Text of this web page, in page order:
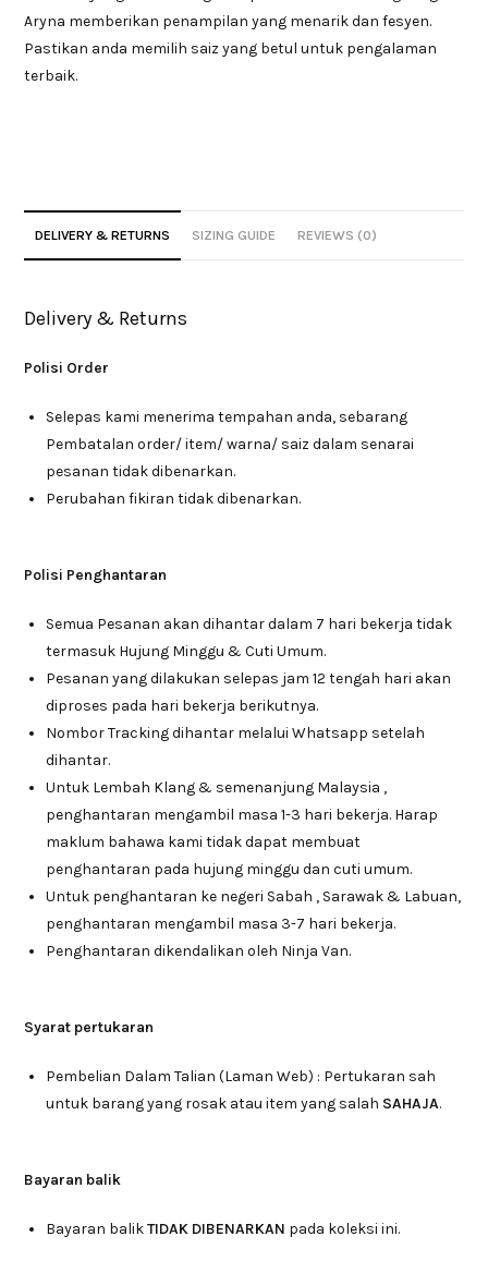
Aryna memberikan penampilan yang menarik dan fesyen.
Pastikan anda memilih saiz yang betul untuk pengalaman
terbaik.
DELIVERY & RETURNS SIZING GUIDE REVIEWS (0)
Delivery & Returns
Polisi Order
Selepas kami menerima tempahan anda, sebarang
Pembatalan order/ item/ warna/ saiz dalam senarai
pesanan tidak dibenarkan.
Perubahan fikiran tidak dibenarkan.
Polisi Penghantaran
Semua Pesanan akan dihantar dalam 7 hari bekerja tidak
termasuk Hujung Minggu & Cuti Umum.
Pesanan yang dilakukan selepas jam 12 tengah hari akan
diproses pada hari bekerja berikutnya.
Nombor Tracking dihantar melalui Whatsapp setelah
dihantar.
Untuk Lembah Klang & semenanjung Malaysia ,
penghantaran mengambil masa 1-3 hari bekerja. Harap
maklum bahawa kami tidak dapat membuat
penghantaran pada hujung minggu dan cuti umum.
Untuk penghantaran ke negeri Sabah , Sarawak & Labuan,
penghantaran mengambil masa 3-7 hari bekerja.
Penghantaran dikendalikan oleh Ninja Van.
Syarat pertukaran
Pembelian Dalam Talian (Laman Web) : Pertukaran sah
untuk barang yang rosak atau item yang salah SAHAJA.
Bayaran balik
Bayaran balikTIDAK DIBENARKAN pada koleksi ini.